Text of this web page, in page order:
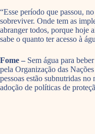
“Esse período que passou,
sobreviver. Onde tem as
abranger todos, porque hoje
sabe o quanto ter acesso à
Fome – Sem água para
pela Organização das
pessoas estão subnutridas
adoção de políticas de